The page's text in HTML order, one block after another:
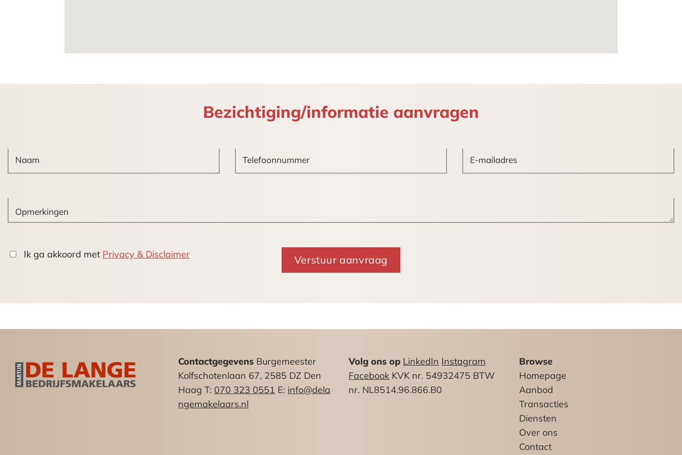
Opleveringsniveau
– grotendeels vloerbedekking;
– te openen ramen voorzien van dubbele beglazing.
€ 4.250,– per maand excl. Btw.
Huurtermijn
Verhuurder zal opteren voor een met BTW belaste verhuur, huurder verleent hiertoe zijn medewerking en verklaart voor
Bezichtiging/informatie aanvragen
Ik ga akkoord met Privacy & Disclaimer
Contactgegevens Burgemeester
Kolfschotenlaan 67, 2585 DZ Den
Haag T: 070 323 0551 E: info@dela
ngemakelaars.nl
Volg ons op LinkedIn Instagram
Facebook KVK nr. 54932475 BTW
nr. NL8514.96.866.B0
Browse
Homepage
Aanbod
Transacties
Diensten
Over ons
Contact